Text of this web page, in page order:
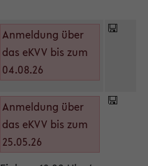
Anmeldung über
das eKVV bis zum
04.08.26
Anmeldung über
das eKVV bis zum
25.05.26